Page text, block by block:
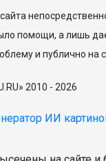
помощи, а лишь
и публично на
2010 - 2026
ИИ